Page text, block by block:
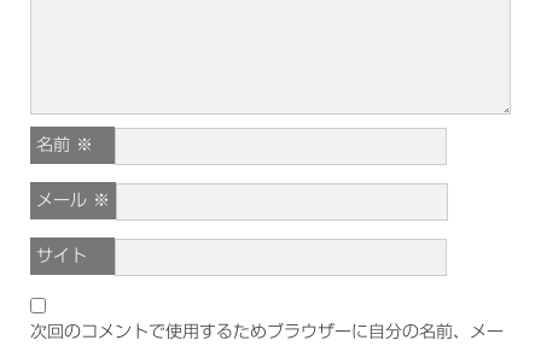
名前 ※
メール ※
サイト
次回のコメントで使用するためブラウザーに自分の名前、メー